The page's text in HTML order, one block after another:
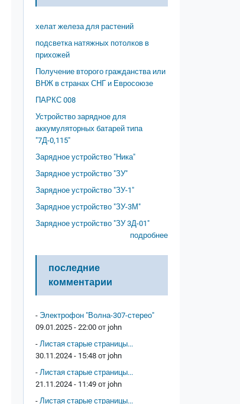
хелат железа для растений
подсветка натяжных потолков в
прихожей
Получение второго гражданства или
ВНЖ в странах СНГ и Евросоюзе
ПАРКС 008
Устройство зарядное для
аккумуляторных батарей типа
"7Д-0,115"
Зарядное устройство "Ника"
Зарядное устройство "ЗУ"
Зарядное устройство "ЗУ-1"
Зарядное устройство "ЗУ-3М"
Зарядное устройство "ЗУ 3Д-01"
подробнее
последние
комментарии
- Электрофон "Волна-307-стерео"
09.01.2025 - 22:00 от john
- Листая старые страницы...
30.11.2024 - 15:48 от john
- Листая старые страницы...
21.11.2024 - 11:49 от john
- Листая старые страницы...